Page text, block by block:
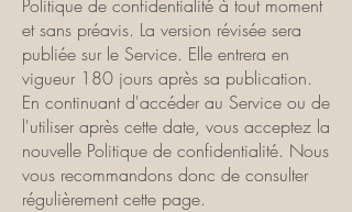
Politique de confidentialité à tout moment
et sans préavis. La version révisée sera
publiée sur le Service. Elle entrera en
vigueur 180 jours après sa publication.
En continuant d'accéder au Service ou de
l'utiliser après cette date, vous acceptez la
nouvelle Politique de confidentialité. Nous
vous recommandons donc de consulter
régulièrement cette page.